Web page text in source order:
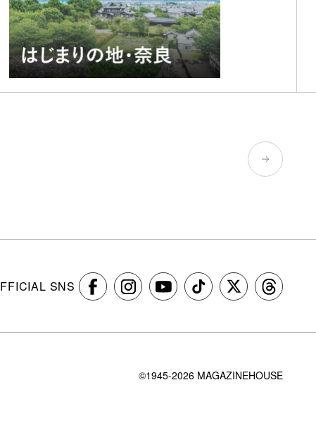
SNS
©1945-2026 MAGAZINEHOUSE